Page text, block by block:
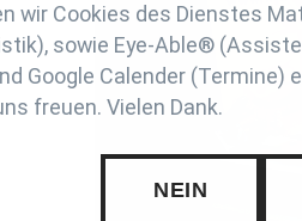
wir Cookies des Dienstes
sowie Eye-Able®
Google Calender (Termine)
freuen. Vielen Dank.
NEIN